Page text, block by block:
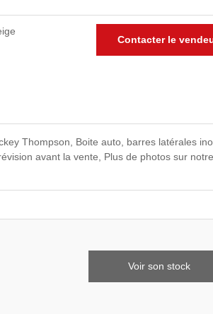
Contacter le
Thompson, Boite auto, barres latérales
avant la vente, Plus de photos sur
Voir son stock